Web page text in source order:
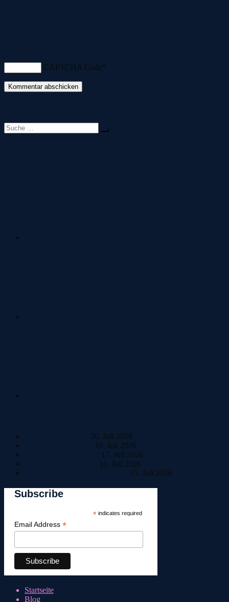
CAPTCHA Code*
Suche
nach:
20. Juli 2026
18. Juli 2026
17. Juli 2026
16. Juli 2026
15. Juli 2026
Subscribe
*indicates required
Email Address *
Startseite
Blog